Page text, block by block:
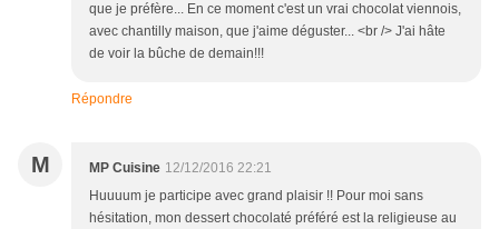
que je préfère... En ce moment c'est un vrai chocolat viennois,
avec chantilly maison, que j'aime déguster... <br /> J'ai hâte
de voir la bûche de demain!!!
Répondre
M MP Cuisine 12/12/2016 22:21
Huuuum je participe avec grand plaisir !! Pour moi sans
hésitation, mon dessert chocolaté préféré est la religieuse au